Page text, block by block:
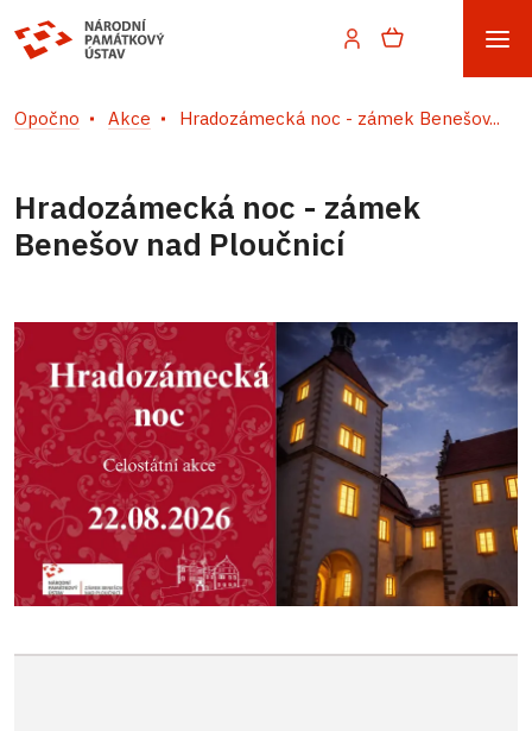
Opočno Akce Hradozámecká noc - zámek Benešov...
Hradozámecká noc - zámek
Benešov nad Ploučnicí